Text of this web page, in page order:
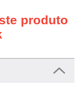
produto